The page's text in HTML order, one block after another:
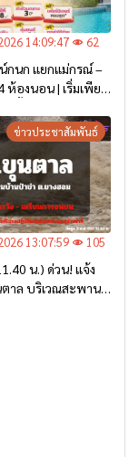
14:09:47 62
กนก แยกแม่กรณ์ –
ห้องนอน | เริ่มเพียง
ข่าวประชาสัมพันธ์
13:07:59 105
น.) ด่วน! แจ้ง
าล บริเวณสะพาน